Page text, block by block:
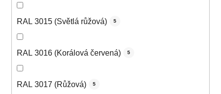
RAL 3015 (Světlá růžová) 5
RAL 3016 (Korálová červená) 5
RAL 3017 (Růžová) 5